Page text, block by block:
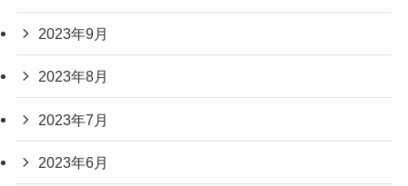
2023年9月
2023年8月
2023年7月
2023年6月